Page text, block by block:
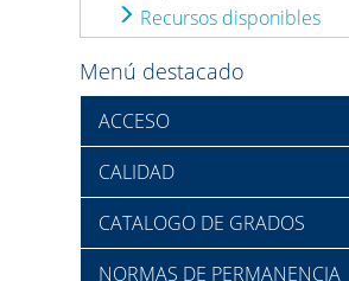
Recursos disponibles
Menú destacado
ACCESO
CALIDAD
CATALOGO DE GRADOS
NORMAS DE PERMANENCIA